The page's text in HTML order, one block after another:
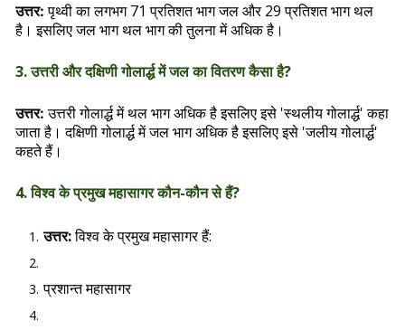
उत्तर:पृथ्वी का लगभग 71 प्रतिशत भाग जल और 29 प्रतिशत भाग थल
है। इसलिए जल भाग थल भाग की तुलना में अधिक है।
3. उत्तरी और दक्षिणी गोलार्द्ध में जल का वितरण कैसा है?
उत्तर:उत्तरी गोलार्द्ध में थल भाग अधिक है इसलिए इसे 'स्थलीय गोलार्द्ध' कहा
जाता है। दक्षिणी गोलार्द्ध में जल भाग अधिक है इसलिए इसे 'जलीय गोलार्द्ध'
कहते हैं।
4. विश्व के प्रमुख महासागर कौन-कौन से हैं?
उत्तर:विश्व के प्रमुख महासागर हैं:
प्रशान्त महासागर